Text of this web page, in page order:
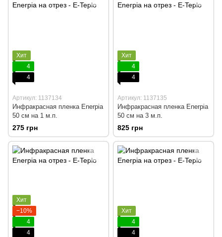
Хит
4
4
Артикул: 1137134
Инфракрасная пленка Enerpia
50 cм на 1 м.п.
275 грн
Хит
4
4
Артикул: 1137135
Инфракрасная пленка Enerpia
50 cм на 3 м.п.
825 грн
Хит
−10%
4
4
Хит
4
4